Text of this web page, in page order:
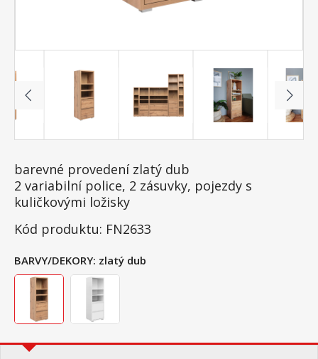
barevné provedení zlatý dub
2 variabilní police, 2 zásuvky, pojezdy s
kuličkovými ložisky
Kód produktu: FN2633
BARVY/DEKORY: zlatý dub